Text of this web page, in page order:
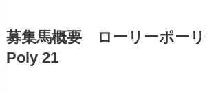
募集馬概要 ローリーポー
Poly 21